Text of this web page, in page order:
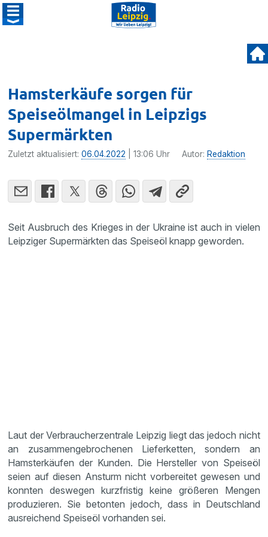
Hamsterkäufe sorgen für
Speiseölmangel in Leipzigs
Supermärkten
Zuletzt aktualisiert:06.04.2022 | 13:06 Uhr Autor: Redaktion
Seit Ausbruch des Krieges in der Ukraine ist auch in vielen
Leipziger Supermärkten das Speiseöl knapp geworden.
Laut der Verbraucherzentrale Leipzig liegt das jedoch nicht
an zusammengebrochenen Lieferketten, sondern an
Hamsterkäufen der Kunden. Die Hersteller von Speiseöl
seien auf diesen Ansturm nicht vorbereitet gewesen und
konnten deswegen kurzfristig keine größeren Mengen
produzieren. Sie betonten jedoch, dass in Deutschland
ausreichend Speiseöl vorhanden sei.